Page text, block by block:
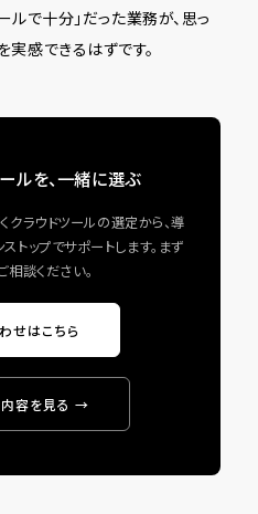
ルで十分」だった業務が、思っ
感できるはずです。
ルを、一緒に選ぶ
ラウドツールの選定から、導
トップでサポートします。まず
談ください。
せはこちら
容を見る →